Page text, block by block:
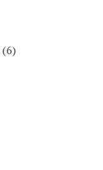
(6)